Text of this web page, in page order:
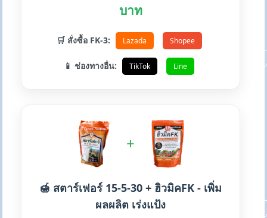
บาท
🛒 สั่งซื้อ FK-3: Lazada Shopee
📱 ช่องทางอื่น: TikTok Line
+
🍯 สตาร์เฟอร์ 15-5-30 + ฮิวมิคFK - เพิ่ม
ผลผลิต เร่งแป้ง